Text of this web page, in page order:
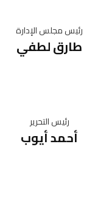
رئيس مجلس الإدارة
طارق لطفي
رئيس التحرير
أحمد أيوب